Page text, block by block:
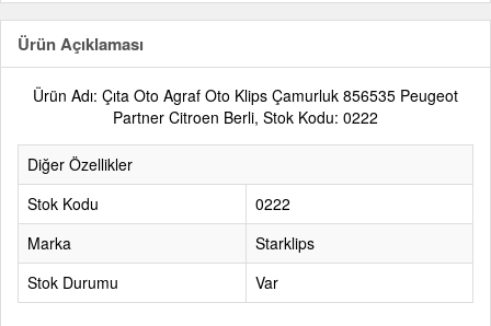
Ürün Açıklaması
Ürün Adı: Çıta Oto Agraf Oto Klips Çamurluk 856535 Peugeot
Partner Citroen Berli, Stok Kodu: 0222
Diğer Özellikler
Stok Kodu
0222
Marka
Starklips
Stok Durumu
Var